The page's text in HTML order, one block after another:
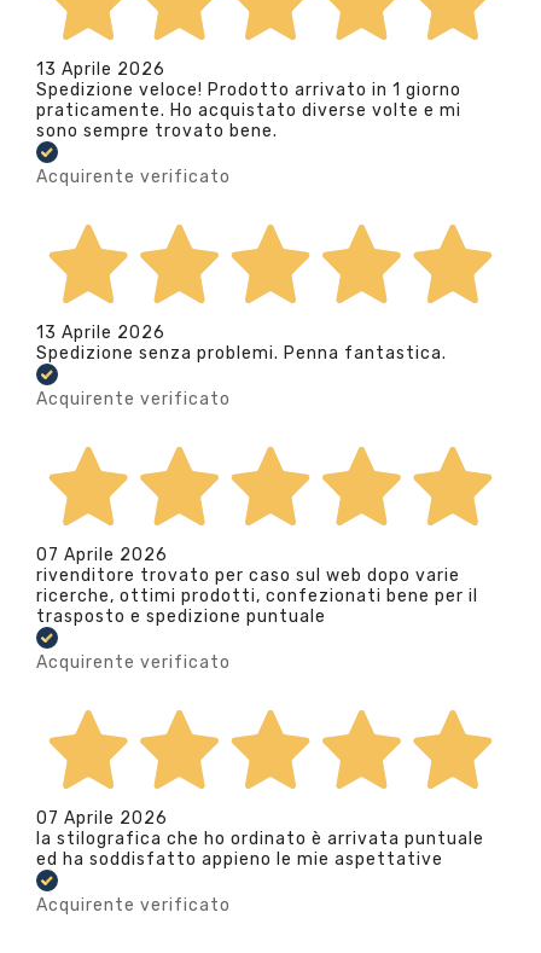
13 Aprile 2026
Spedizione veloce! Prodotto arrivato in 1 giorno
praticamente. Ho acquistato diverse volte e mi
sono sempre trovato bene.
Acquirente verificato
13 Aprile 2026
Spedizione senza problemi. Penna fantastica.
Acquirente verificato
07 Aprile 2026
rivenditore trovato per caso sul web dopo varie
ricerche, ottimi prodotti, confezionati bene per il
trasposto e spedizione puntuale
Acquirente verificato
07 Aprile 2026
la stilografica che ho ordinato è arrivata puntuale
ed ha soddisfatto appieno le mie aspettative
Acquirente verificato